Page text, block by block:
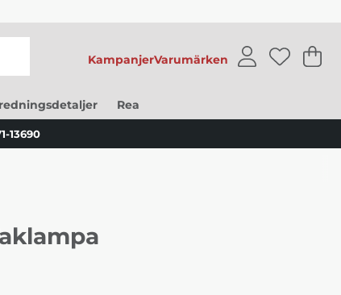
KampanjerVarumärken .
Rea
13690